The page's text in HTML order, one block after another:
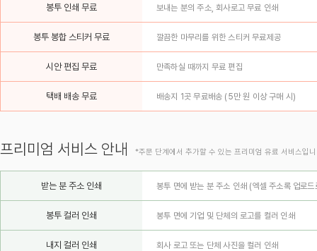
봉투 인쇄 무료 보내는 분의 주소, 회사로고 무료 인쇄
봉투 봉합 스티커 무료 깔끔한 마무리를 위한 스티커 무료제공
시안 편집 무료 만족하실 때까지 무료 편집
택배 배송 무료 배송지 1곳 무료배송 (5만 원 이상 구매 시)
프리미엄 서비스 안내 *주문 단계에서 추가할 수 있는 프리미엄 유료 서비스입
받는 분 주소 인쇄 봉투 면에 받는 분 주소 인쇄 (엑셀 주소록 업로
봉투 컬러 인쇄 봉투 면에 기업 및 단체의 로고를 컬러 인쇄
내지 컬러 인쇄 회사 로고 또는 단체 사진을 컬러 인쇄